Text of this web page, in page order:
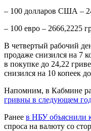
– 100 долларов США –
– 100 евро – 2666,2225
В четвертый рабочий
продаже снизился на 7
в покупке до 24,22
снизился на 10 копеек
Напомним, в Кабмине
гривны в следующем
Ранее в НБУ объяснили
спроса на валюту со